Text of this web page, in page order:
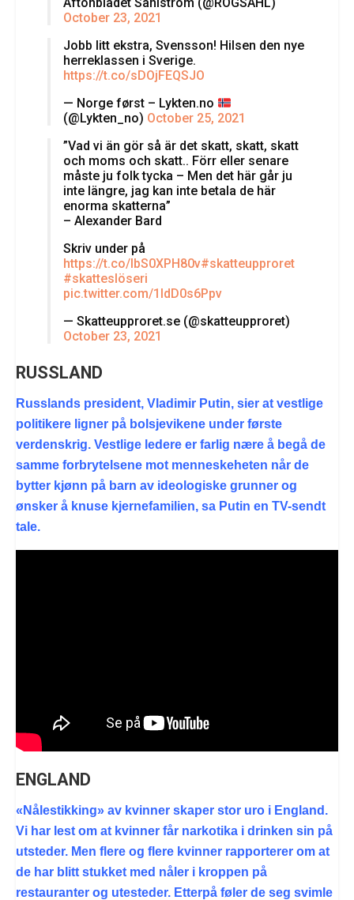
October 23, 2021
Jobb litt ekstra, Svensson! Hilsen den nye
herreklassen i Sverige.
https://t.co/sDOjFEQSJO
— Norge først – Lykten.no
(@Lykten_no) October 25, 2021
”Vad vi än gör så är det skatt, skatt, skatt
och moms och skatt.. Förr eller senare
måste ju folk tycka – Men det här går ju
inte längre, jag kan inte betala de här
enorma skatterna”
– Alexander Bard
Skriv under på
https://t.co/lbS0XPH80v#skatteupproret
#skatteslöseri
pic.twitter.com/1ldD0s6Ppv
— Skatteupproret.se (@skatteupproret)
October 23, 2021
RUSSLAND
Russlands president, Vladimir Putin, sier at vestlige
politikere ligner på bolsjevikene under første
verdenskrig. Vestlige ledere er farlig nære å begå de
samme forbrytelsene mot menneskeheten når de
bytter kjønn på barn av ideologiske grunner og
ønsker å knuse kjernefamilien, sa Putin en TV-sendt
tale.
ENGLAND
«Nålestikking» av kvinner skaper stor uro i England.
Vi har lest om at kvinner får narkotika i drinken sin på
utsteder. Men flere og flere kvinner rapporterer om at
de har blitt stukket med nåler i kroppen på
restauranter og utesteder. Etterpå føler de seg svimle